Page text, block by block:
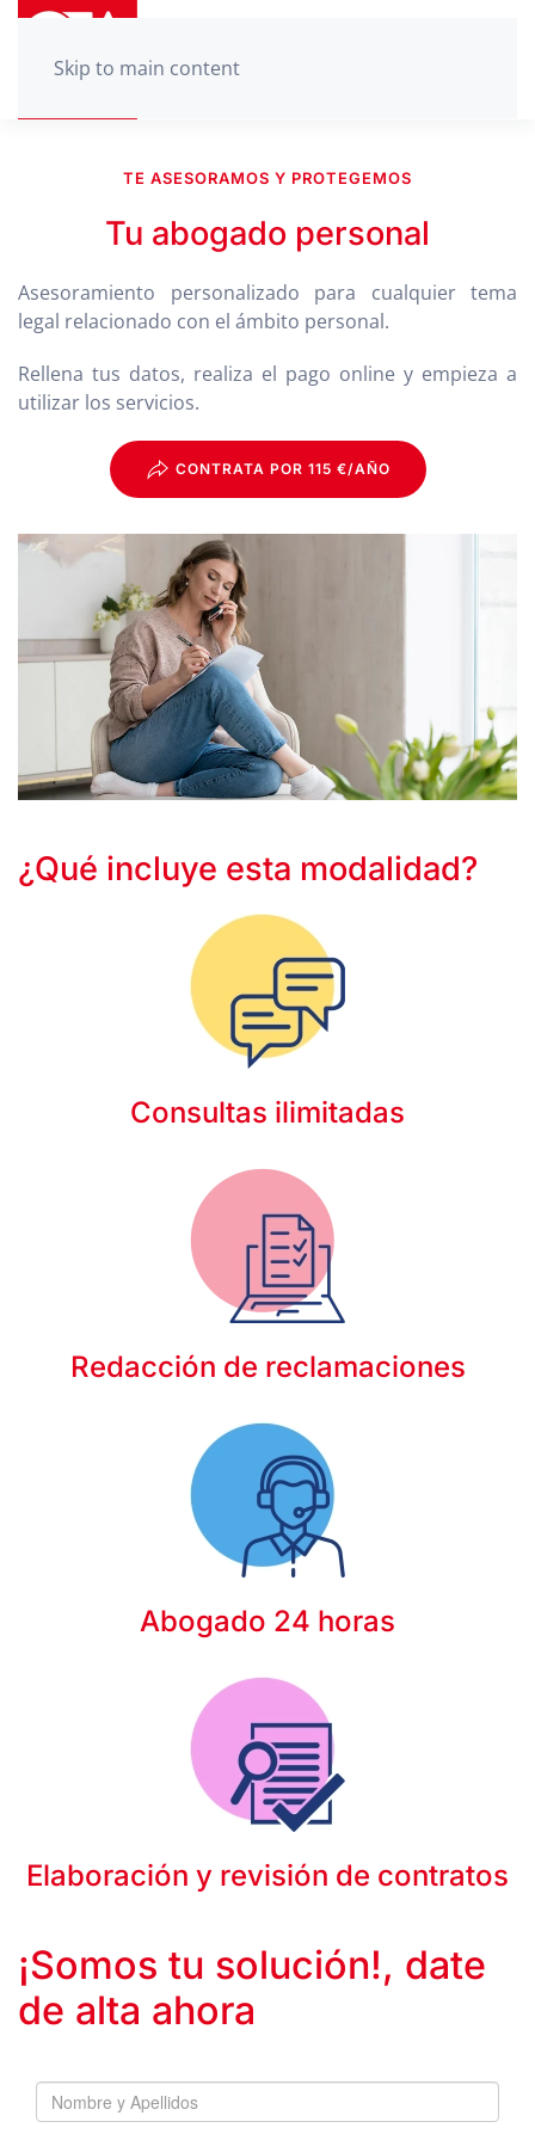
Skip to main content
TE ASESORAMOS Y PROTEGEMOS
Tu abogado personal
Asesoramiento personalizado para cualquier tema
legal relacionado con el ámbito personal.
Rellena tus datos, realiza el pago online y empieza a
utilizar los servicios.
CONTRATA POR 115 €/AÑO
¿Qué incluye esta modalidad?
Consultas ilimitadas
Redacción de reclamaciones
Abogado 24 horas
Elaboración y revisión de contratos
¡Somos tu solución!, date
de alta ahora